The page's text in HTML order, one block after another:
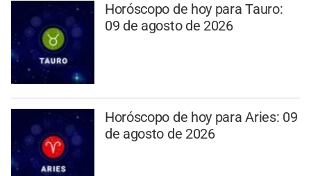
Horóscopo de hoy para Tauro:
09 de agosto de 2026
Horóscopo de hoy para Aries: 09
de agosto de 2026